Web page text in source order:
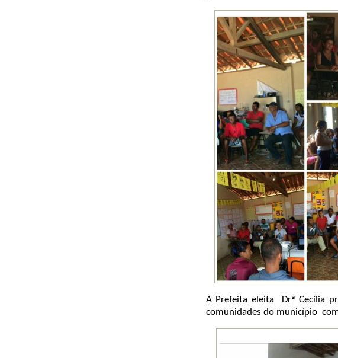
A Prefeita eleita Drª Cecília
comunidades do município